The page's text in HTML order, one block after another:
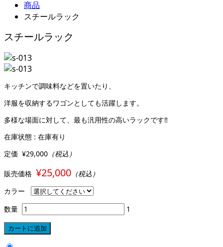
商品
スチールラック
スチールラック
キッチンで調味料などを置いたり、
洋服を収納するワゴンとしても活躍します。
多様な場面に対して、最も汎用性の高いラックです‼
在庫状態 : 在庫有り
定価 ¥29,000 （税込）
販売価格 ¥25,000 （税込）
カラー
数量
1